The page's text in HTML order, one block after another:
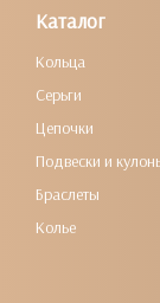
Каталог
Кольца
Серьги
Цепочки
Подвески и
Браслеты
Колье